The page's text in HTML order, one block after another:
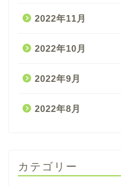
2022年11月
2022年10月
2022年9月
2022年8月
カテゴリー